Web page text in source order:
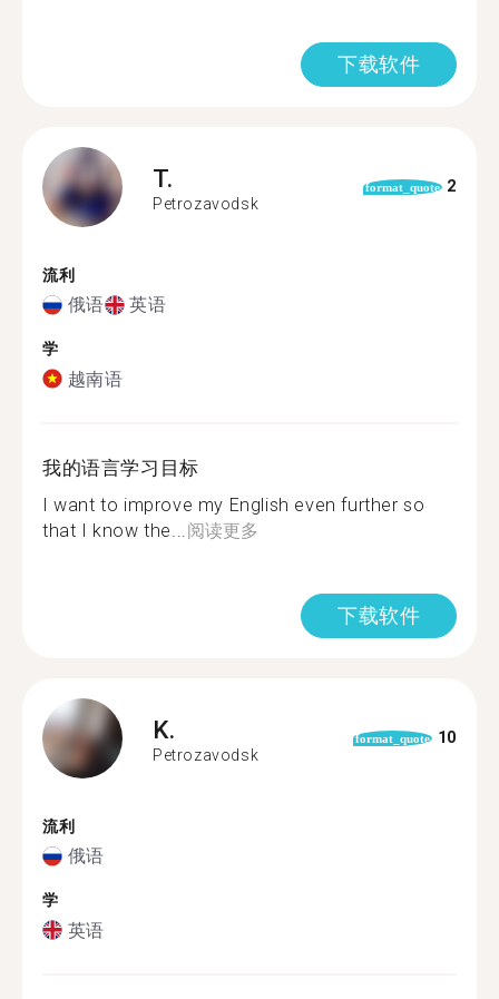
下载软件
T.
Petrozavodsk
format_quote 2
流利
俄语 英语
学
越南语
我的语言学习目标
I want to improve my English even further so
that I know the... 阅读更多
下载软件
K.
Petrozavodsk
format_quote 10
流利
俄语
学
英语